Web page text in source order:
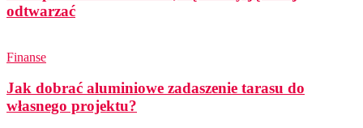
odtwarzać
Finanse
Jak dobrać aluminiowe zadaszenie tarasu do
własnego projektu?